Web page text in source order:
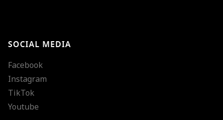
SOCIAL MEDIA
Facebook
Instagram
TikTok
Youtube